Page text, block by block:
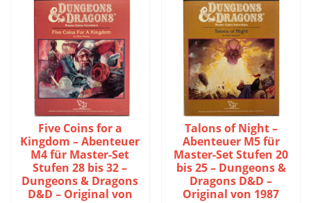
Five Coins for a
Kingdom – Abenteuer
M4 für Master-Set
Stufen 28 bis 32 –
Dungeons & Dragons
D&D – Original von
Talons of Night –
Abenteuer M5 für
Master-Set Stufen 20
bis 25 – Dungeons &
Dragons D&D –
Original von 1987